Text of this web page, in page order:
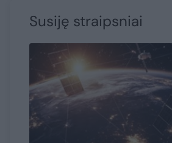
Susiję straipsniai